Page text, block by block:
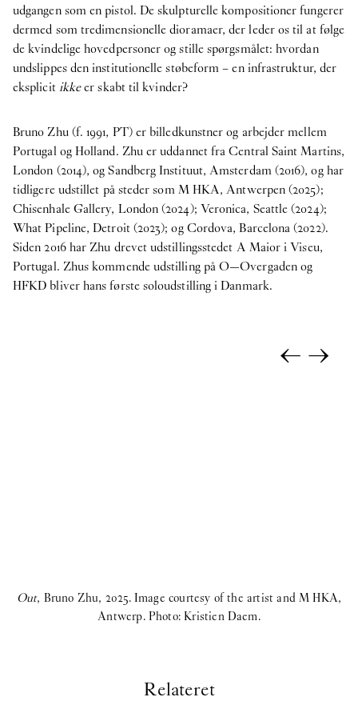
udgangen som en pistol. De skulpturelle kompositioner fungerer
dermed som tredimensionelle dioramaer, der leder os til at følge
de kvindelige hovedpersoner og stille spørgsmålet: hvordan
undslippes den institutionelle støbeform – en infrastruktur, der
eksplicitikkeer skabt til kvinder?
Bruno Zhu (f. 1991, PT) er billedkunstner og arbejder mellem
Portugal og Holland. Zhu er uddannet fra Central Saint Martins,
London (2014), og Sandberg Instituut, Amsterdam (2016), og har
tidligere udstillet på steder som M HKA, Antwerpen (2025);
Chisenhale Gallery, London (2024); Veronica, Seattle (2024);
What Pipeline, Detroit (2023); og Cordova, Barcelona (2022).
Siden 2016 har Zhu drevet udstillingsstedet A Maior i Viseu,
Portugal. Zhus kommende udstilling på O—Overgaden og
HFKD bliver hans første soloudstilling i Danmark.
←→
Out, Bruno Zhu, 2025. Image courtesy of the artist and M HKA,
Antwerp. Photo: Kristien Daem.
Relateret